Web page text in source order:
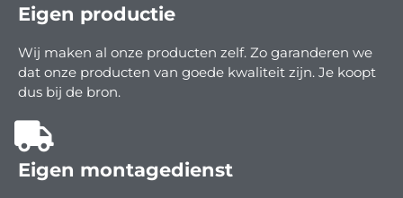
Eigen productie
Wij maken al onze producten zelf. Zo garanderen we
dat onze producten van goede kwaliteit zijn. Je koopt
dus bij de bron.
Eigen montagedienst